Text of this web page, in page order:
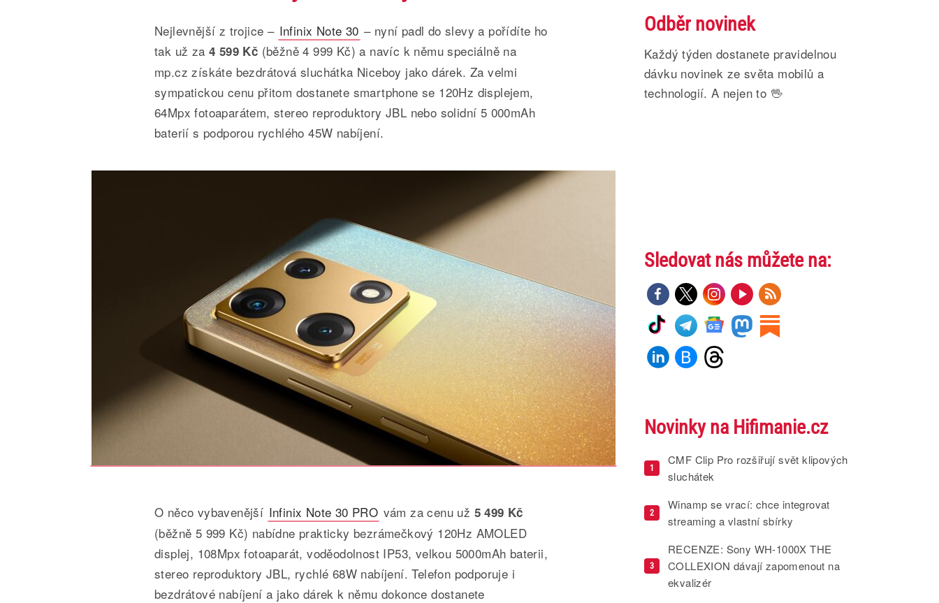
Nejlevnější z trojice – Infinix Note 30 – nyní padl do slevy a pořídíte ho
tak už za4 599 Kč (běžně 4 999 Kč) a navíc k němu speciálně na
mp.cz získáte bezdrátová sluchátka Niceboy jako dárek. Za velmi
sympatickou cenu přitom dostanete smartphone se 120Hz displejem,
64Mpx fotoaparátem, stereo reproduktory JBL nebo solidní 5 000mAh
baterií s podporou rychlého 45W nabíjení.
O něco vybavenější Infinix Note 30 PRO vám za cenu už 5 499 Kč
(běžně 5 999 Kč) nabídne prakticky bezrámečkový 120Hz AMOLED
displej, 108Mpx fotoaparát, voděodolnost IP53, velkou 5000mAh baterii,
stereo reproduktory JBL, rychlé 68W nabíjení. Telefon podporuje i
bezdrátové nabíjení a jako dárek k němu dokonce dostanete
Odběr novinek
Každý týden dostanete pravidelnou
dávku novinek ze světa mobilů a
technologií. A nejen to 🖖
Sledovat nás můžete na:
Novinky na Hifimanie.cz
1
CMF Clip Pro rozšiřují svět klipových
sluchátek
2
Winamp se vrací: chce integrovat
streaming a vlastní sbírky
3
RECENZE: Sony WH-1000X THE
COLLEXION dávají zapomenout na
ekvalizér